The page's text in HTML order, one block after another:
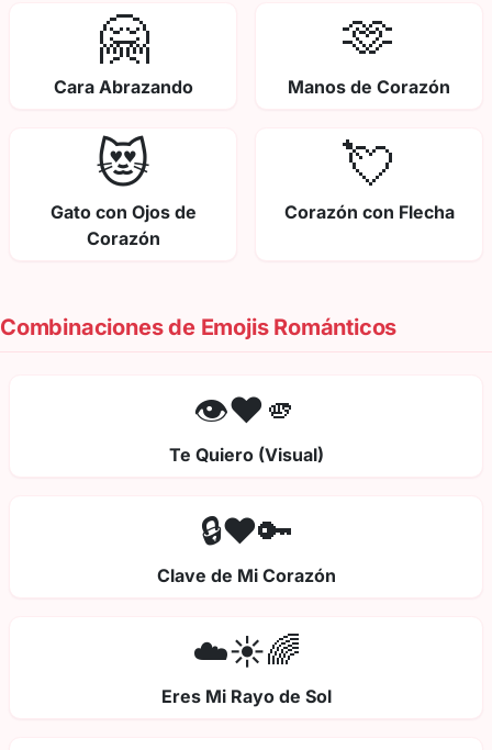
🤗
Cara Abrazando
🫶
Manos de Corazón
😻
Gato con Ojos de
Corazón
💘
Corazón con Flecha
Combinaciones de Emojis Románticos
👁️❤️🫵
Te Quiero (Visual)
🔒❤️🔑
Clave de Mi Corazón
☁️☀️🌈
Eres Mi Rayo de Sol